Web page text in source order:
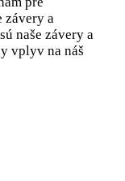
závery a
naše závery a
vplyv na náš